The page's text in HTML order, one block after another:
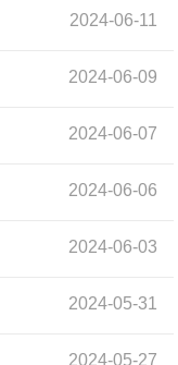
2024-06-11
2024-06-09
2024-06-07
2024-06-06
2024-06-03
2024-05-31
2024-05-27